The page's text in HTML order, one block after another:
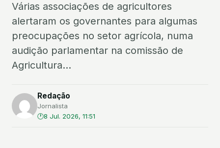
Várias associações de agricultores
alertaram os governantes para algumas
preocupações no setor agrícola, numa
audição parlamentar na comissão de
Agricultura...
Redação
Jornalista
8 Jul. 2026, 11:51